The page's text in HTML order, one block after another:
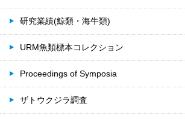
研究業績(鯨類・海牛類)
URM魚類標本コレクション
Proceedings of Symposia
ザトウクジラ調査